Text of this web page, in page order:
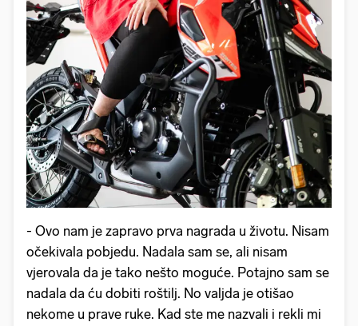
- Ovo nam je zapravo prva nagrada u životu. Nisam
očekivala pobjedu. Nadala sam se, ali nisam
vjerovala da je tako nešto moguće. Potajno sam se
nadala da ću dobiti roštilj. No valjda je otišao
nekome u prave ruke. Kad ste me nazvali i rekli mi